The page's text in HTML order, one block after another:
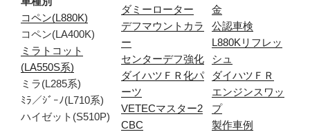
コペン(L880K)
コペン(LA400K)
ミラトコット
(LA550S系)
ミラ(L285系)
ﾐﾗ／ｼﾞｰﾉ(L710系)
ハイゼット(S510P)
ダミーローター
デフマウントカラ
ー
センターデフ強化
ダイハツＦＲ化パ
ーツ
VETECマスター2
CBC
金
公認車検
L880Kリフレッ
シュ
ダイハツＦＲ
エンジンスワッ
プ
製作車例